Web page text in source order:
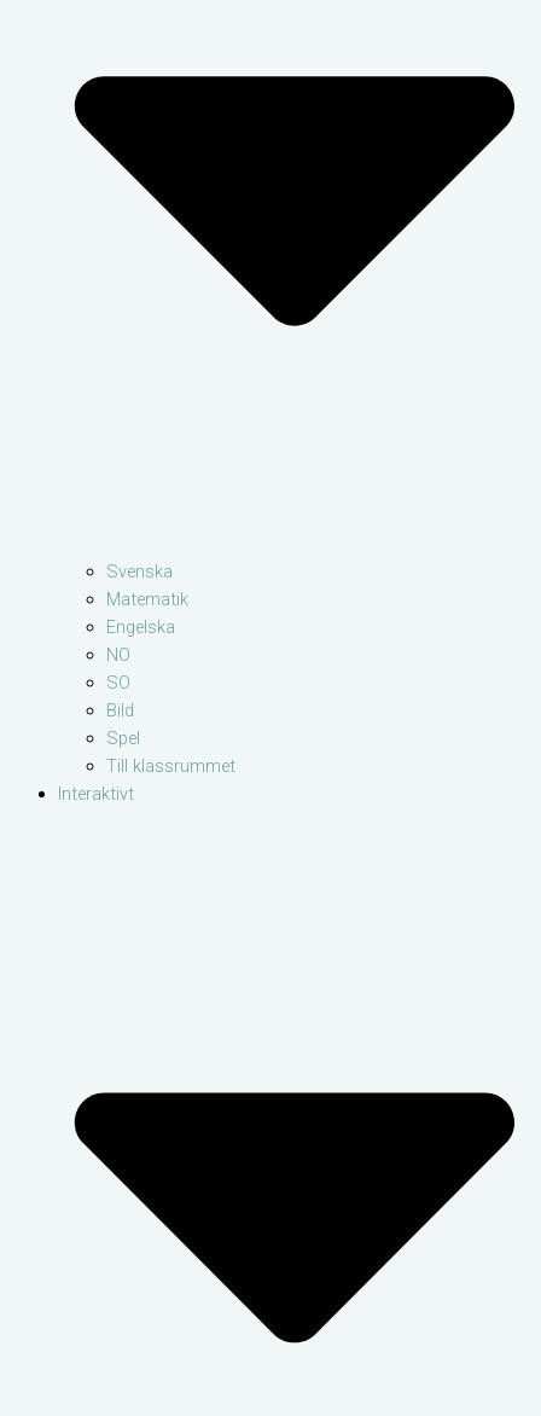
Svenska
Matematik
Engelska
NO
SO
Bild
Spel
Till klassrummet
Interaktivt